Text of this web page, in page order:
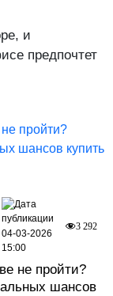
и
предпочтет
не пройти?
шансов
3 292
04-03-2026
15:00